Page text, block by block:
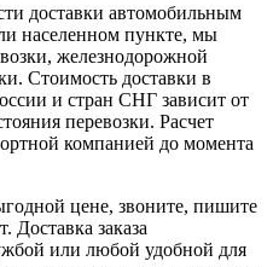
доставки автомобильным
населенном пункте, мы
железнодорожной
Стоимость доставки в
и стран СНГ зависит от
перевозки. Расчет
компанией до момента
цене, звоните, пишите
Доставка заказа
или любой удобной для